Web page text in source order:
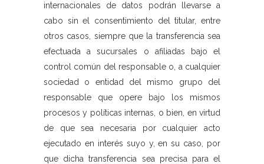
internacionales de datos podrán llevarse a
cabo sin el consentimiento del titular, entre
otros casos, siempre que la transferencia sea
efectuada a sucursales o afiliadas bajo el
control común del responsable o, a cualquier
sociedad o entidad del mismo grupo del
responsable que opere bajo los mismos
procesos y políticas internas, o bien, en virtud
de que sea necesaria por cualquier acto
ejecutado en interés suyo y, en su caso, por
que dicha transferencia sea precisa para el